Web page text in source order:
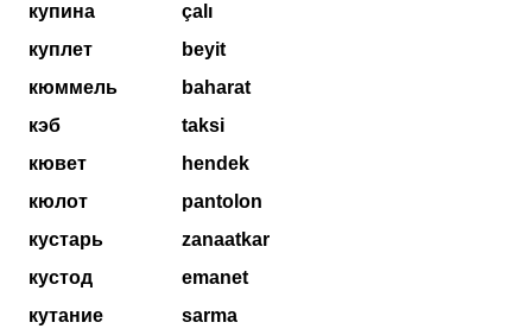
купина
куплет
кюммель
кэб
кювет
кюлот
кустарь
кустод
кутание
çalı
beyit
baharat
taksi
hendek
pantolon
zanaatkar
emanet
sarma